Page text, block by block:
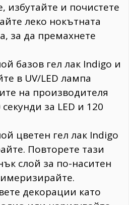
избутайте и почистете
леко нокътната
за да премахнете
базов гел лак Indigo и
в UV/LED лампа
на производителя
за LED и 120
цветен гел лак Indigo
Повторете тази
слой за по-наситен
декорации като